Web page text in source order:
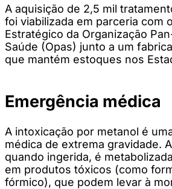
A aquisição de 2,5 mil
foi viabilizada em parceria com
Estratégico da Organização
Saúde (Opas) junto a um
que mantém estoques nos
Emergência médica
A intoxicação por metanol é
médica de extrema gravidade.
quando ingerida, é
em produtos tóxicos (como
fórmico), que podem levar à